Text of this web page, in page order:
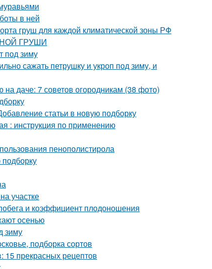
в ней
груш для каждой климатической зоны РФ
ГРУШИ
под зиму
сажать петрушку и укроп под зиму, и
даче: 7 советов огородникам (38 фото)
статьи в новую подборку
: инструкция по применению
пенополистирола
участке
и коэффициент плодоношения
осенью
зиму
подборка сортов
15 прекрасных рецептов